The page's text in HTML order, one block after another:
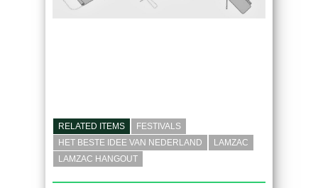
RELATED ITEMS
FESTIVALS
HET BESTE IDEE VAN NEDERLAND
LAMZAC
LAMZAC HANGOUT